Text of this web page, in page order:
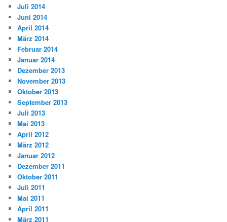
Juli 2014
Juni 2014
April 2014
März 2014
Februar 2014
Januar 2014
Dezember 2013
November 2013
Oktober 2013
September 2013
Juli 2013
Mai 2013
April 2012
März 2012
Januar 2012
Dezember 2011
Oktober 2011
Juli 2011
Mai 2011
April 2011
März 2011